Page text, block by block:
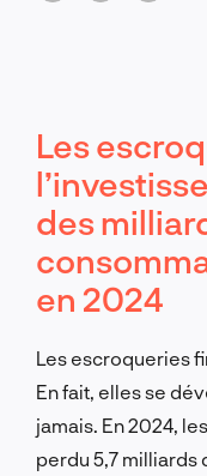
Les
des
en 2024
Les escroqueries
En fait, elles se
jamais. En 2024,
perdu 5,7 milliards